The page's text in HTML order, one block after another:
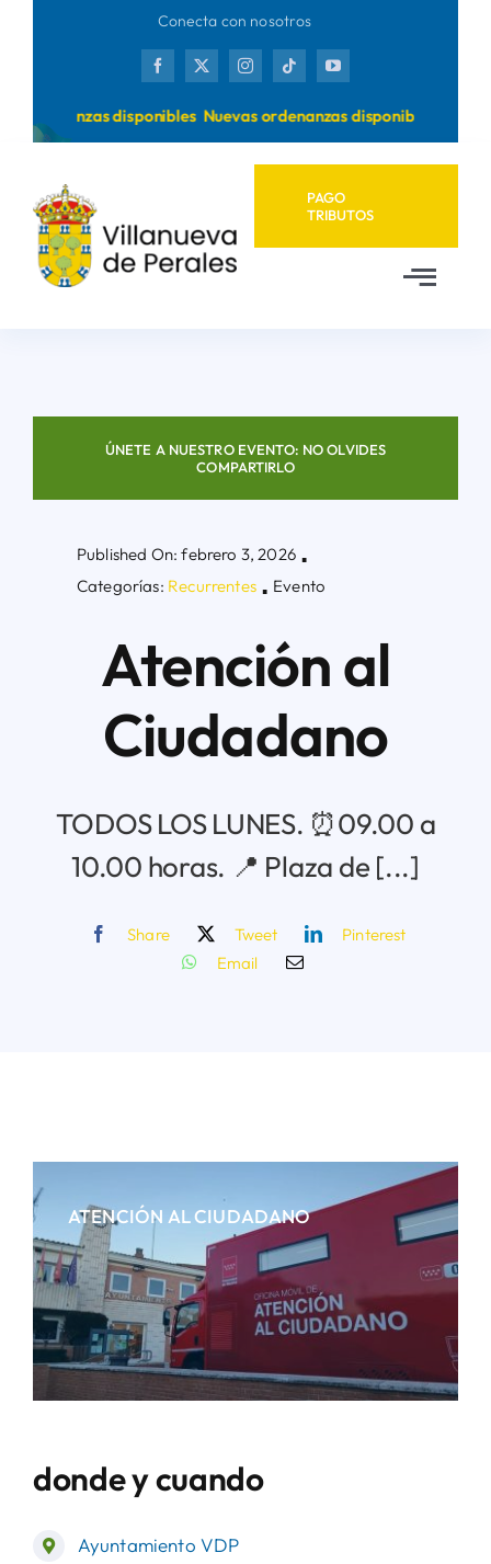
Conecta con nosotros
ordenanzas disponibles Nuevas ordenanzas disponibles
PAGO
TRIBUTOS
Ayuntamiento
Áreas
ÚNETE A NUESTRO EVENTO: NO OLVIDES
COMPARTIRLO
Published On: febrero 3, 2026 ▪
Categorías: Recurrentes ▪ Evento
Atención al
Ciudadano
TODOS LOS LUNES. ⏰09.00 a
10.00 horas. 📍 Plaza de [...]
Share Tweet
Pinterest
Email
ATENCIÓN AL CIUDADANO
donde y cuando
Ayuntamiento VDP